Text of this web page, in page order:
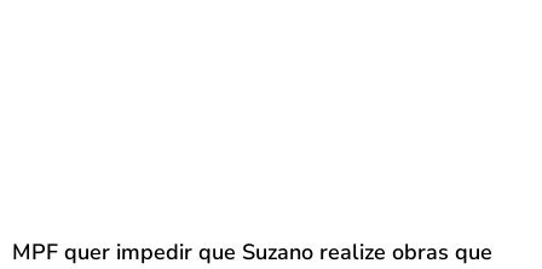
MPF quer impedir que Suzano realize obras que